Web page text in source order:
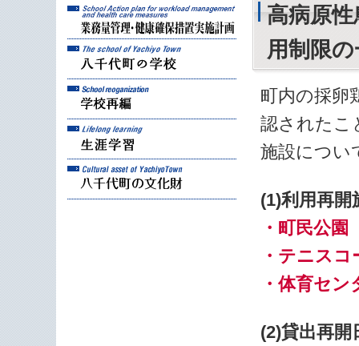
業務量管理・健康確保
八千代町の学校
学校再編
生涯学習
高病原
用制限
町内の採卵
認されたこ
施設につい
(1)利用再開
・町民公園
・テニスコ
・体育セン
(2)貸出再開